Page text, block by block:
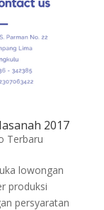
2017
Terbaru
lowongan
produksi
persyaratan